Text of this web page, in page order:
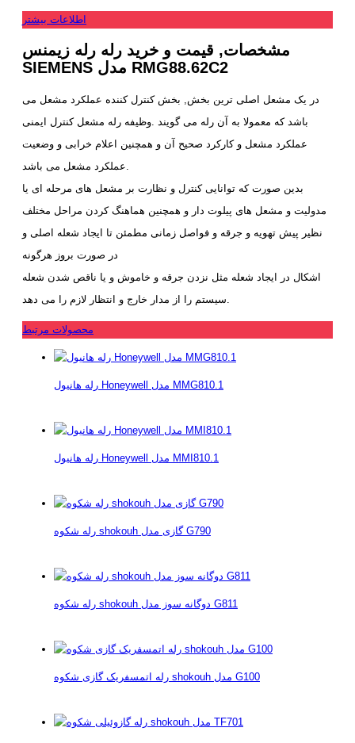
اطلاعات بیشتر
مشخصات, قیمت و خرید رله رله زیمنس
SIEMENS مدل RMG88.62C2
در یک مشعل اصلی ترین بخش, بخش کنترل کننده عملکرد مشعل می
باشد که معمولا به آن رله می گویند .وظیفه رله مشعل کنترل ایمنی
عملکرد مشعل و کارکرد صحیح آن و همچنین اعلام خرابی و وضعیت
عملکرد مشعل می باشد.
بدین صورت که توانایی کنترل و نظارت بر مشعل های مرحله ای یا
مدولیت و مشعل های پیلوت دار و همچنین هماهنگ کردن مراحل مختلف
نظیر پیش تهویه و جرقه و فواصل زمانی مطمئن تا ایجاد شعله اصلی و
در صورت بروز هرگونه
اشکال در ایجاد شعله مثل نزدن جرقه و خاموش و یا ناقص شدن شعله
سیستم را از مدار خارج و انتظار لازم را می دهد.
محصولات مرتبط
رله هانیول Honeywell مدل MMG810.1
رله هانیول Honeywell مدل MMI810.1
رله شکوه shokouh گازی مدل G790
رله شکوه shokouh دوگانه سوز مدل G811
رله اتمسفریک گازی شکوه shokouh مدل G100